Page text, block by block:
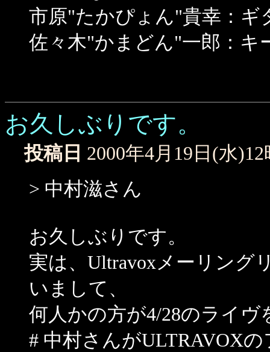
市原"たかぴょん"貴幸：ギ
佐々木"かまどん"一郎：キ
お久しぶりです。
投稿日 2000年4月19日(水
> 中村滋さん
お久しぶりです。
実は、Ultravoxメーリング
いまして、
何人かの方が4/28のライ
# 中村さんがULTRAVOX